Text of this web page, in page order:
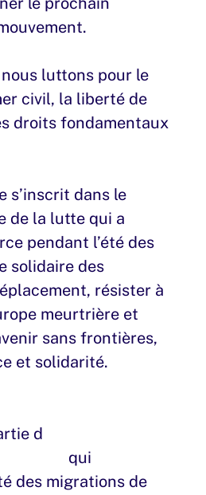
luttons pour le
civil, la liberté de
droits fondamentaux
s’inscrit dans le
de la lutte qui a
pendant l’été des
solidaire des
résister à
meurtrière et
sans frontières,
et solidarité.
d
qui
des migrations de